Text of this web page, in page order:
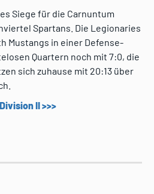
Siege für die Carnuntum
Spartans. Die Legionaries
Mustangs in einer Defense-
Quartern noch mit 7:0, die
sich zuhause mit 20:13 über
II >>>